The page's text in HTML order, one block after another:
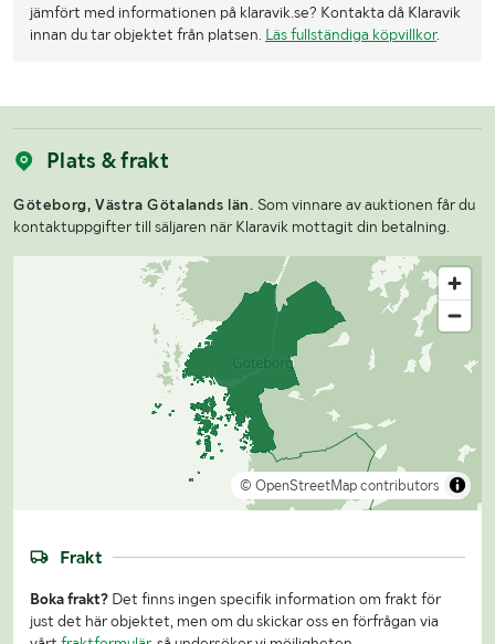
jämfört med informationen på klaravik.se? Kontakta då Klaravik
innan du tar objektet från platsen. Läs fullständiga köpvillkor.
Plats & frakt
Göteborg, Västra Götalands län. Som vinnare av auktionen får du
kontaktuppgifter till säljaren när Klaravik mottagit din betalning.
© OpenStreetMap contributors
Frakt
Boka frakt? Det finns ingen specifik information om frakt för
just det här objektet, men om du skickar oss en förfrågan via